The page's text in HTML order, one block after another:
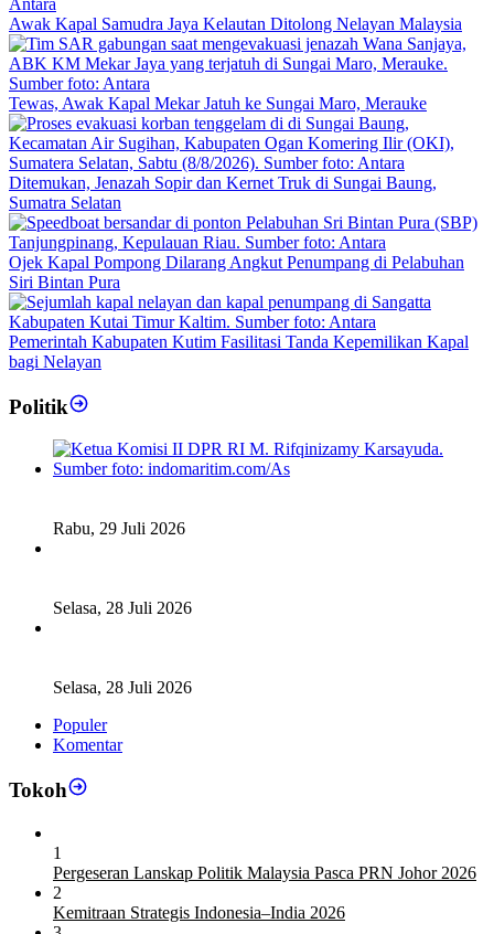
Awak Kapal Samudra Jaya Kelautan Ditolong Nelayan Malaysia
Tewas, Awak Kapal Mekar Jatuh ke Sungai Maro, Merauke
Ditemukan, Jenazah Sopir dan Kernet Truk di Sungai Baung,
Sumatra Selatan
Ojek Kapal Pompong Dilarang Angkut Penumpang di Pelabuhan
Siri Bintan Pura
Pemerintah Kabupaten Kutim Fasilitasi Tanda Kepemilikan Kapal
bagi Nelayan
Politik
Rabu, 29 Juli 2026
Selasa, 28 Juli 2026
Selasa, 28 Juli 2026
Populer
Komentar
Tokoh
1
Pergeseran Lanskap Politik Malaysia Pasca PRN Johor 2026
2
Kemitraan Strategis Indonesia–India 2026